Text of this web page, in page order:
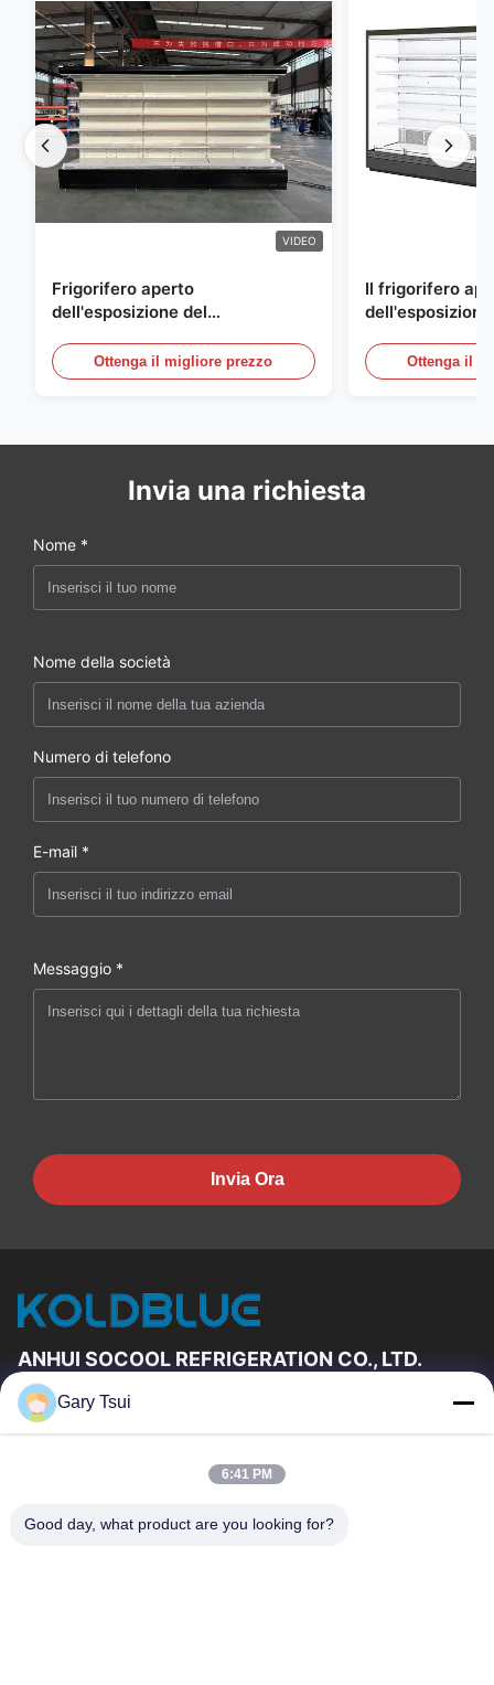
VIDEO
Frigorifero aperto
dell'esposizione del
bevande con illuminazione del
LED
Ottenga il migliore prezzo
Il frigorifero
refrigerato i
esposizione
Ottenga il
Invia una richiesta
Nome *
Nome della società
Numero di telefono
E-mail *
Messaggio *
Invia Ora
ANHUI SOCOOL REFRIGERATION CO., LTD.
Link Veloci
Circa Noi
Giro Della Fabbrica
Controllo Di Qualità
Gary Tsui
6:41 PM
Good day, what product are you looking for?